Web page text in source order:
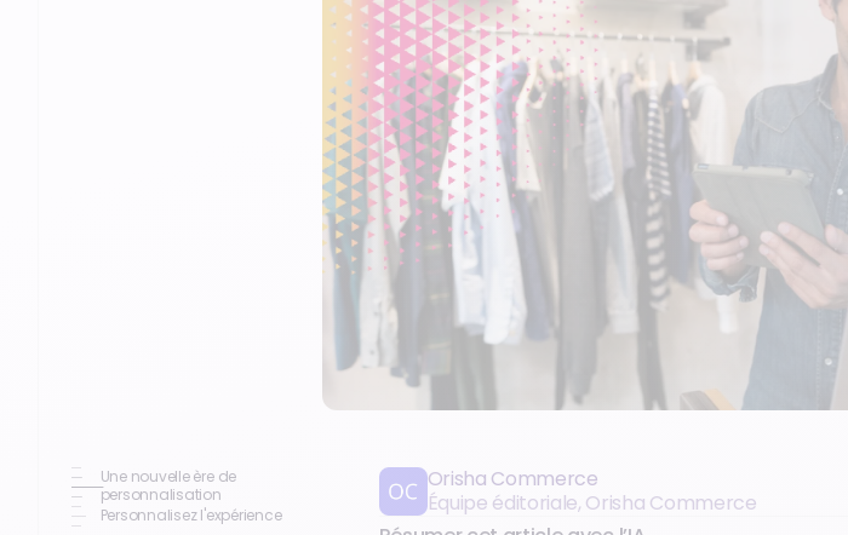
Une nouvelle ère de
personnalisation
Personnalisez l'expérience
Orisha Commerce
Équipe éditoriale, Orisha Commerce